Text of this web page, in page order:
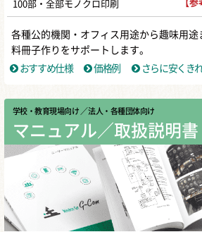
100部・全部モノクロ印刷
【
各種公的機関・オフィス用途から趣味用途
料冊子作りをサポートします。
おすすめ仕様
価格例 さらに安くき
学校・教育現場向け ／ 法人・各種団体向け
マニュアル／取扱説明書